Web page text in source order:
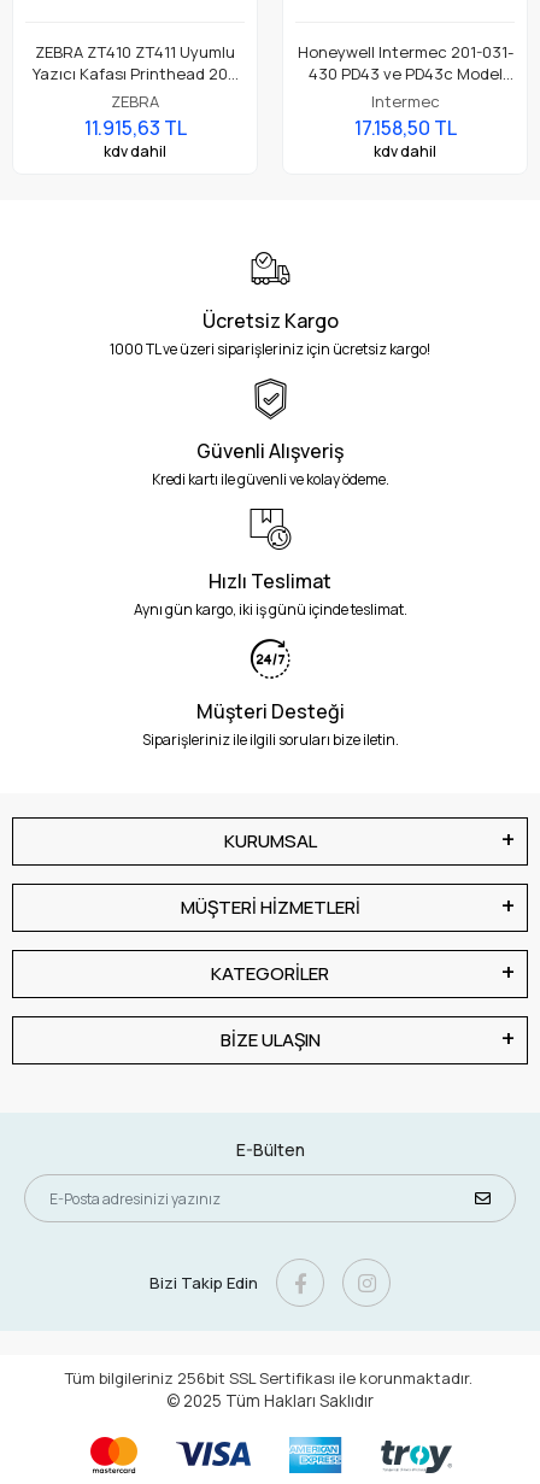
ZEBRA ZT410 ZT411 Uyumlu
Yazıcı Kafası Printhead 203
Dpi Parça No: P1058930-009
ZEBRA
11.915,63 TL
kdv dahil
Honeywell Intermec 201-031-
430 PD43 ve PD43c Model
Barkod Etiket Yazıcı 203 Dpi
Termal Baskı Kafası
Intermec
17.158,50 TL
kdv dahil
Ücretsiz Kargo
1000 TL ve üzeri siparişleriniz için ücretsiz kargo!
Güvenli Alışveriş
Kredi kartı ile güvenli ve kolay ödeme.
Hızlı Teslimat
Aynı gün kargo, iki iş günü içinde teslimat.
Müşteri Desteği
Siparişleriniz ile ilgili soruları bize iletin.
KURUMSAL
MÜŞTERİ HİZMETLERİ
KATEGORİLER
BİZE ULAŞIN
E-Bülten
Bizi Takip Edin
Tüm bilgileriniz 256bit SSL Sertifikası ile korunmaktadır.
© 2025 Tüm Hakları Saklıdır